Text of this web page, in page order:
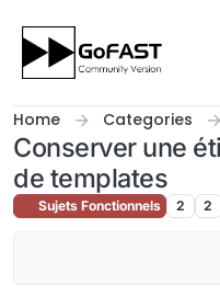
Home Categories
Conserver une
de templates
Sujets Fonctionnels 2 2